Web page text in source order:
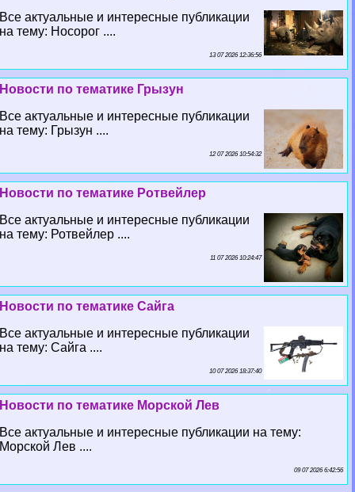
Все актуальные и интересные публикации
на тему: Носорог ....
13 07 2026 12:36:56
Новости по тематике Грызун
Все актуальные и интересные публикации
на тему: Грызун ....
12 07 2026 10:54:32
Новости по тематике Ротвейлер
Все актуальные и интересные публикации
на тему: Ротвейлер ....
11 07 2026 10:24:47
Новости по тематике Сайга
Все актуальные и интересные публикации
на тему: Сайга ....
10 07 2026 18:37:40
Новости по тематике Морской Лев
Все актуальные и интересные публикации на тему:
Морской Лев ....
09 07 2026 6:42:56